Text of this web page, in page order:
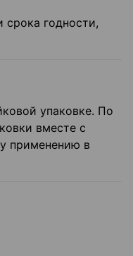
срока годности,
упаковке. По
вместе с
применению в